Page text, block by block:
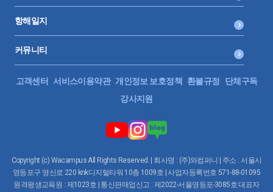
항해일지
커뮤니티
고객센터 서비스이용약관 개인정보 보호정책 환불규정
단체구독
강사지원
Copyright (c) Wacampus All Rights Reserved. | 회사명 : (주)와컴퍼니 | 주소 : 서울시
영등포구 영신로 220 knk디지털타워 10층 1009호 | 사업자등록번호 571-88-01095
원격평생교육원 : 제1023호 | 통신판매업신고 : 제2022-서울영등포-3085호 대표자